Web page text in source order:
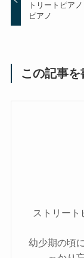
トリートピア
ピアノ
この記事を
ストリー
幼少期の頃